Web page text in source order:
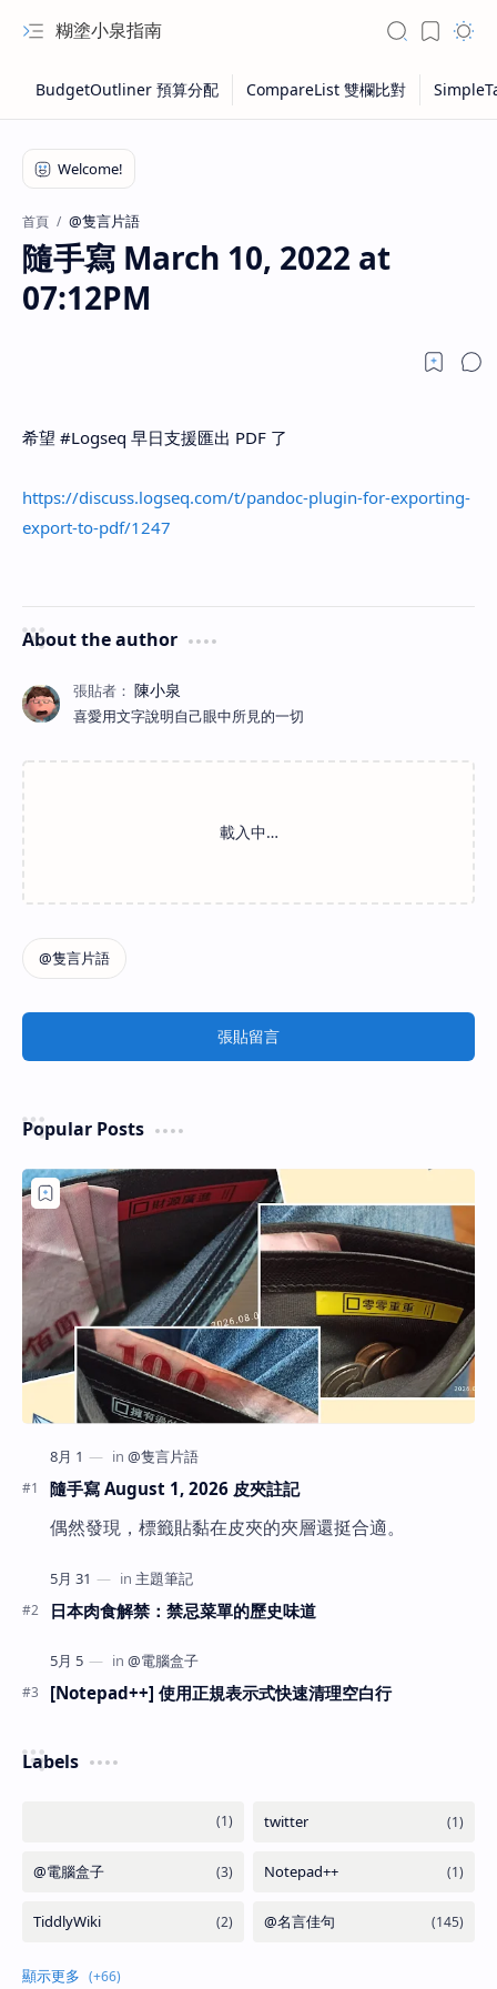
糊塗小泉指南
首頁 @隻言片語
隨手寫 March 10, 2022 at
07:12PM
希望 #Logseq 早日支援匯出 PDF 了
https://discuss.logseq.com/t/pandoc-plugin-for-exporting-
export-to-pdf/1247
About the author
喜愛用文字說明自己眼中所見的一切
張貼留言
Popular Posts
隨手寫 August 1, 2026 皮夾註記
偶然發現，標籤貼黏在皮夾的夾層還挺合適。
日本肉食解禁：禁忌菜單的歷史味道
[Notepad++] 使用正規表示式快速清理空白行
Labels